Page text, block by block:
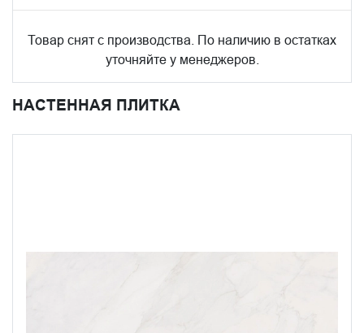
Товар снят с производства. По наличию в остатках
уточняйте у менеджеров.
НАСТЕННАЯ ПЛИТКА